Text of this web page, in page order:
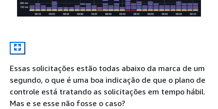
Essas solicitações estão todas abaixo da marca de um
segundo, o que é uma boa indicação de que o plano de
controle está tratando as solicitações em tempo hábil.
Mas e se esse não fosse o caso?